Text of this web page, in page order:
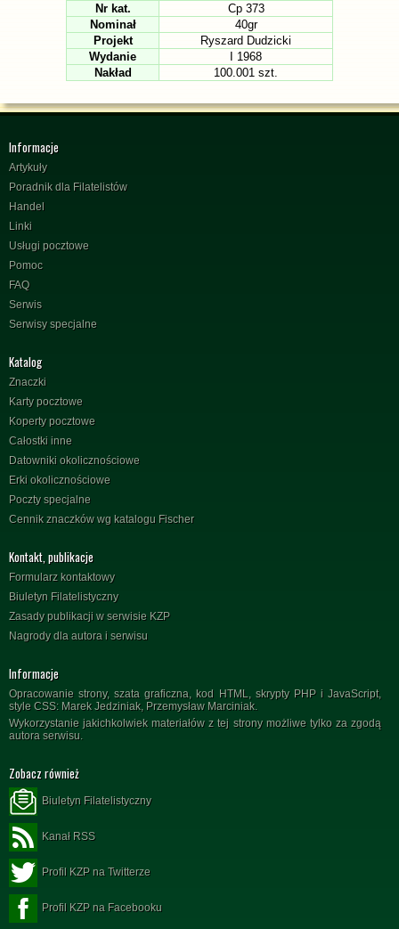
Nr kat.
Cp 373
Nominał
40gr
Projekt
Ryszard Dudzicki
Wydanie
I 1968
Nakład
100.001 szt.
Informacje
Artykuły
Poradnik dla Filatelistów
Handel
Linki
Usługi pocztowe
Pomoc
FAQ
Serwis
Serwisy specjalne
Katalog
Znaczki
Karty pocztowe
Koperty pocztowe
Całostki inne
Datowniki okolicznościowe
Erki okolicznościowe
Poczty specjalne
Cennik znaczków wg katalogu Fischer
Kontakt, publikacje
Formularz kontaktowy
Biuletyn Filatelistyczny
Zasady publikacji w serwisie KZP
Nagrody dla autora i serwisu
Informacje
Opracowanie strony, szata graficzna, kod HTML, skrypty PHP i JavaScript,
style CSS: Marek Jedziniak, Przemysław Marciniak.
Wykorzystanie jakichkolwiek materiałów z tej strony możliwe tylko za zgodą
autora serwisu.
Zobacz również
Biuletyn Filatelistyczny
Kanał RSS
Profil KZP na Twitterze
Profil KZP na Facebooku